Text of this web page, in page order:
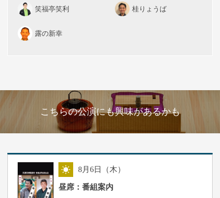
笑福亭笑利 桂りょうば
露の新幸
こちらの公演にも興味があるかも
8月6日（木）
昼席：番組案内